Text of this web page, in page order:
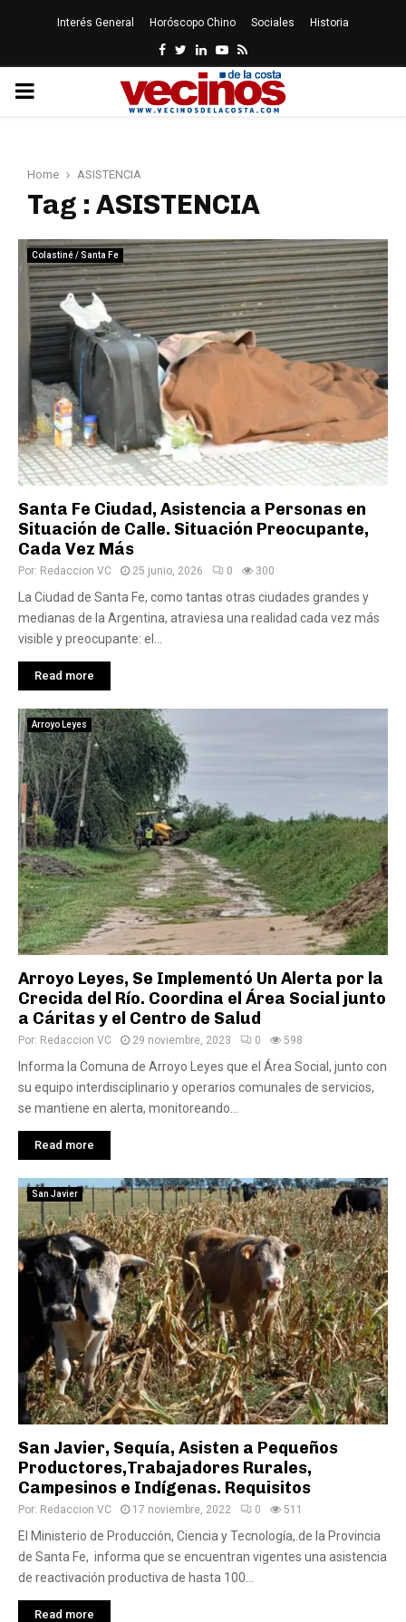
Interés General Horóscopo Chino Sociales Historia
Facebook
Twitter
LinkedinYoutube
Rss
PRIMARY
Home ASISTENCIA
Tag : ASISTENCIA
Colastiné / Santa Fe
Santa Fe Ciudad, Asistencia a Personas en
Situación de Calle. Situación Preocupante,
Cada Vez Más
Por: Redaccion VC 25 junio, 2026 0 300
La Ciudad de Santa Fe, como tantas otras ciudades grandes y
medianas de la Argentina, atraviesa una realidad cada vez más
visible y preocupante: el...
Read more
Arroyo Leyes
Arroyo Leyes, Se Implementó Un Alerta por la
Crecida del Río. Coordina el Área Social junto
a Cáritas y el Centro de Salud
Por: Redaccion VC 29 noviembre, 2023 0 598
Informa la Comuna de Arroyo Leyes que el Área Social, junto con
su equipo interdisciplinario y operarios comunales de servicios,
se mantiene en alerta, monitoreando...
Read more
San Javier
San Javier, Sequía, Asisten a Pequeños
Productores,Trabajadores Rurales,
Campesinos e Indígenas. Requisitos
Por: Redaccion VC 17 noviembre, 2022 0 511
El Ministerio de Producción, Ciencia y Tecnología,.de la Provincia
de Santa Fe, informa que se encuentran vigentes una asistencia
de reactivación productiva de hasta 100...
Read more